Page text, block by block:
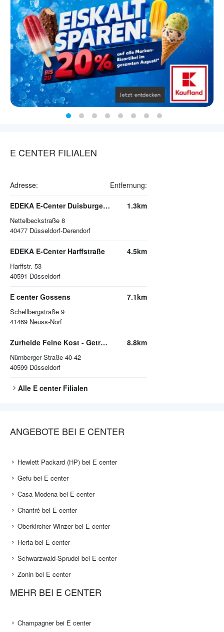
E CENTER FILIALEN
Adresse: Entfernung:
EDEKA E-Center Duisburger Straße
Nettelbeckstraße 8
40477 Düsseldorf-Derendorf
1.3km
EDEKA E-Center Harffstraße
Harffstr. 53
40591 Düsseldorf
4.5km
E center Gossens
Schellbergstraße 9
41469 Neuss-Norf
7.1km
Zurheide Feine Kost - Getränkemarkt
Nürnberger Straße 40-42
40599 Düsseldorf
8.8km
Alle E centerFilialen
ANGEBOTE BEI E CENTER
Hewlett Packard (HP) bei E center
Gefu bei E center
Casa Modena bei E center
Chantré bei E center
Oberkircher Winzer bei E center
Herta bei E center
Schwarzwald-Sprudel bei E center
Zonin bei E center
MEHR BEI E CENTER
Champagner bei E center